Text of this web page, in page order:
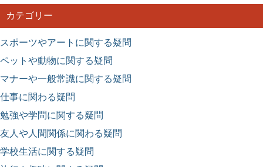
カテゴリー
スポーツやアートに関する疑問
ペットや動物に関する疑問
マナーや一般常識に関する疑問
仕事に関わる疑問
勉強や学問に関する疑問
友人や人間関係に関わる疑問
学校生活に関する疑問